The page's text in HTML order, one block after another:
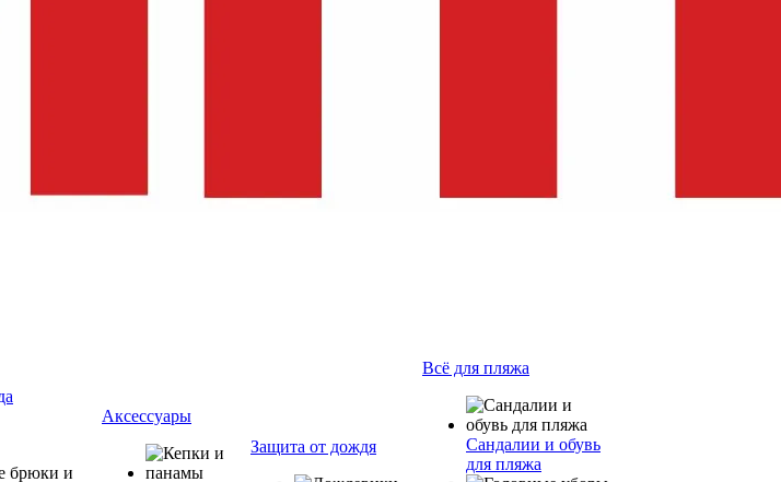
Аксессуары
Защита от дождя
Всё для пляжа
Сандалии и обувь
для пляжа